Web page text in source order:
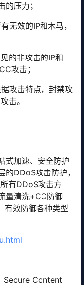
压力；
无效的IP和木马，
的非攻击的IP和
攻击；
攻击特点，封禁攻
击。
式加速、安全防护
DDoS攻击防护，
有DDoS攻击方
量清洗+CC防御
有效防御各种类型
Secure Content